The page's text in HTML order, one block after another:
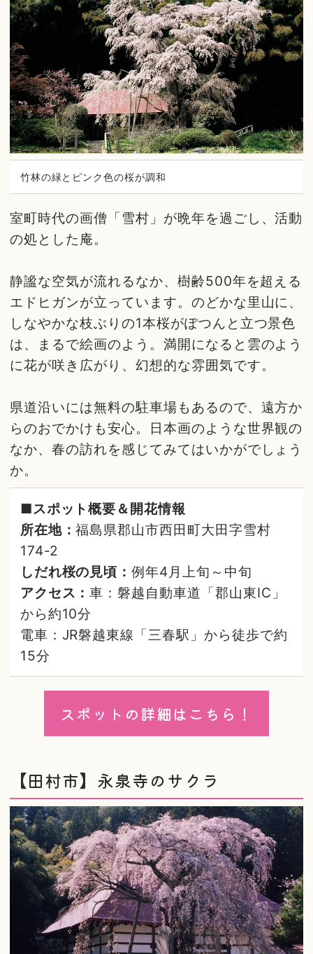
竹林の緑とピンク色の桜が調和
室町時代の画僧「雪村」が晩年を過ごし、活動
の処とした庵。
静謐な空気が流れるなか、樹齢500年を超える
エドヒガンが立っています。のどかな里山に、
しなやかな枝ぶりの1本桜がぽつんと立つ景色
は、まるで絵画のよう。満開になると雲のよう
に花が咲き広がり、幻想的な雰囲気です。
県道沿いには無料の駐車場もあるので、遠方か
らのおでかけも安心。日本画のような世界観の
なか、春の訪れを感じてみてはいかがでしょう
か。
■スポット概要＆開花情報
所在地：福島県郡山市西田町大田字雪村
174-2
しだれ桜の見頃：例年4月上旬～中旬
アクセス：車：磐越自動車道「郡山東IC」
から約10分
電車：JR磐越東線「三春駅」から徒歩で約
15分
スポットの詳細はこちら！
【田村市】永泉寺のサクラ